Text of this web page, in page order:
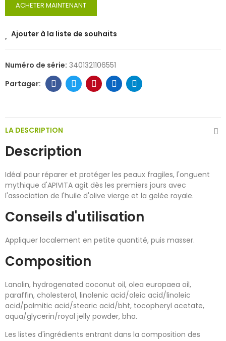
ACHETER MAINTENANT
Ajouter à la liste de souhaits
Numéro de série: 3401321106551
LA DESCRIPTION
Description
Idéal pour réparer et protéger les peaux fragiles, l'onguent
mythique d'APIVITA agit dès les premiers jours avec
l'association de l'huile d'olive vierge et la gelée royale.
Conseils d'utilisation
Appliquer localement en petite quantité, puis masser.
Composition
Lanolin, hydrogenated coconut oil, olea europaea oil,
paraffin, cholesterol, linolenic acid/oleic acid/linoleic
acid/palmitic acid/stearic acid/bht, tocopheryl acetate,
aqua/glycerin/royal jelly powder, bha.
Les listes d'ingrédients entrant dans la composition des